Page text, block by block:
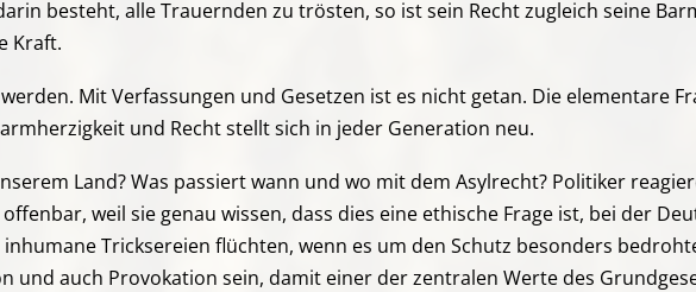
besteht, alle Trauernden zu trösten, so ist sein Recht zugleich seine
Kraft.
Mit Verfassungen und Gesetzen ist es nicht getan. Die elementare
und Recht stellt sich in jeder Generation neu.
Land? Was passiert wann und wo mit dem Asylrecht? Politiker
weil sie genau wissen, dass dies eine ethische Frage ist, bei der
Tricksereien flüchten, wenn es um den Schutz besonders
und auch Provokation sein, damit einer der zentralen Werte des